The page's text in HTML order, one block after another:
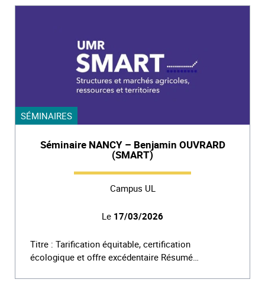
SÉMINAIRES
Séminaire NANCY – Benjamin OUVRARD
(SMART)
Campus UL
Le 17/03/2026
Titre : Tarification équitable, certification
écologique et offre excédentaire Résumé…